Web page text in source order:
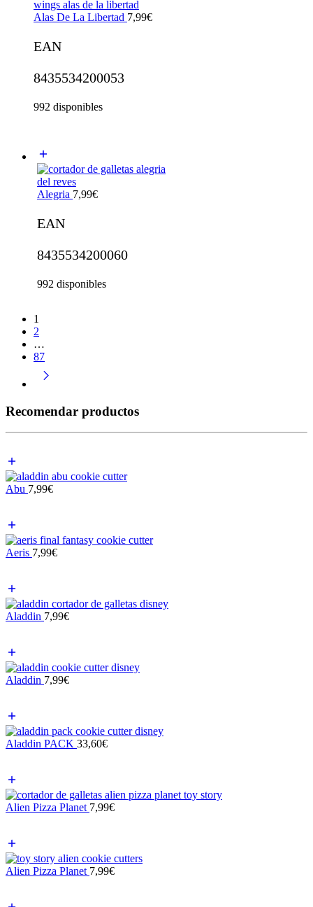
Alas De La Libertad 7,99€
EAN
8435534200053
992 disponibles
Alegria 7,99€
EAN
8435534200060
992 disponibles
1
2
…
87
Recomendar productos
Abu 7,99€
Aeris 7,99€
Aladdin 7,99€
Aladdin 7,99€
Aladdin PACK 33,60€
Alien Pizza Planet 7,99€
Alien Pizza Planet 7,99€